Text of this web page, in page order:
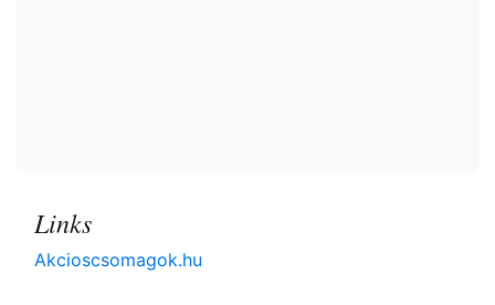
Links
Akcioscsomagok.hu